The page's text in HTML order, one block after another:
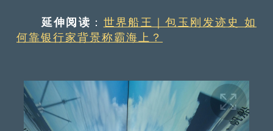
延伸阅读 ： 世界船王｜包玉刚发迹史 如
何靠银行家背景称霸海上？